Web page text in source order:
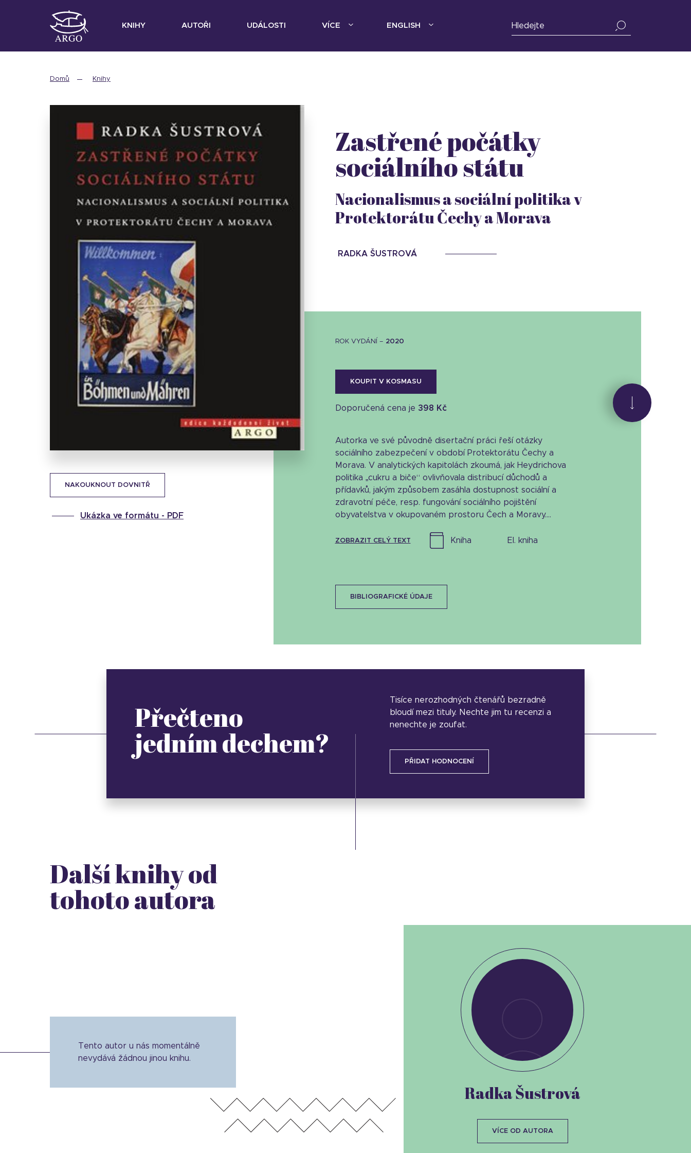
KNIHY AUTOŘI UDÁLOSTI VÍCE ENGLISH
Domů Knihy
Stáhnout obálku
NAKOUKNOUT DOVNITŘ
Ukázka ve formátu - PDF
Zastřené počátky
sociálního státu
Nacionalismus a sociální politika v
Protektorátu Čechy a Morava
RADKA ŠUSTROVÁ
ROK VYDÁNÍ – 2020
KOUPIT V KOSMASU
Doporučená cena je 398 Kč
Autorka ve své původně disertační práci řeší otázky
sociálního zabezpečení v období Protektorátu Čechy a
Morava. V analytických kapitolách zkoumá, jak Heydrichova
politika „cukru a biče“ ovlivňovala distribucí důchodů a
přídavků, jakým způsobem zasáhla dostupnost sociální a
zdravotní péče, resp. fungování sociálního pojištění
obyvatelstva v okupovaném prostoru Čech a Moravy....
ZOBRAZIT CELÝ TEXT kniha el. kniha
BIBLIOGRAFICKÉ ÚDAJE
Přečteno
jedním dechem?
Tisíce nerozhodných čtenářů bezradně
bloudí mezi tituly. Nechte jim tu recenzi a
nenechte je zoufat.
PŘIDAT HODNOCENÍ
Další knihy od
tohoto autora
Tento autor u nás momentálně
nevydává žádnou jinou knihu.
Radka Šustrová
VÍCE OD AUTORA